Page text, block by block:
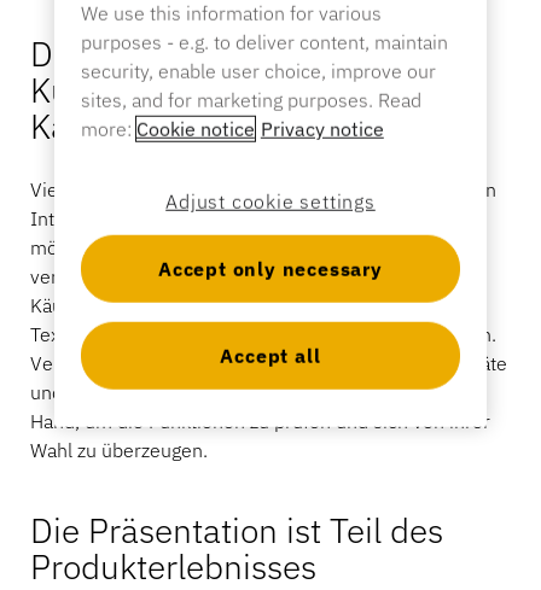
Die Interaktion mit dem
Kunden beeinflusst
Kaufentscheidungen
Viele Produkte werden im Rahmen einer persönlichen
Interaktion gekauft. Kunden, die Parfüm kaufen
möchten, wollen die Düfte erst einmal riechen und
vergleichen, bevor sie eine Entscheidung treffen.
Käufer von Hautpflegeprodukten vergleichen häufig
Texturen, Inhaltsstoffe, Wirkungen und Verpackungen.
Verbraucher, die elektrische Zahnbürsten, Stylinggeräte
und Trimmer kaufen, nehmen die Produkte oft in die
Hand, um die Funktionen zu prüfen und sich von ihrer
Wahl zu überzeugen.
Die Präsentation ist Teil des
Produkterlebnisses
We use this information for various
purposes - e.g. to deliver content, maintain
security, enable user choice, improve our
sites, and for marketing purposes. Read
more: Cookie notice Privacy notice
Adjust cookie settings
Accept only necessary
Accept all